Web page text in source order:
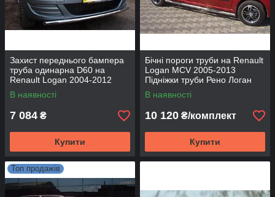
Захист переднього бампера
труба одинарна D60 на
Renault Logan 2004-2012
В наявності
7 084 ₴
Купити
Бічні пороги труби на Renault
Logan MCV 2005-2013
Підніжки труби Рено Логан
МЦВ D60 без накладок
В наявності
10 120 ₴/комплект
Купити
Топ продажів